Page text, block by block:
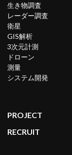
生き物調査
レーダー調査
衛星
GIS解析
3次元計測
ドローン
測量
システム開発
PROJECT
RECRUIT